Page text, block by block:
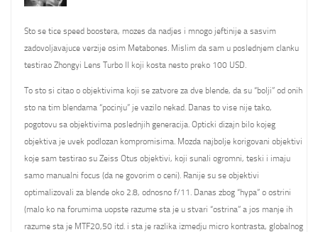
Sto se tice speed boostera, mozes da nadjes i mnogo jeftinije a sasvim
zadovoljavajuce verzije osim Metabones. Mislim da sam u poslednjem clanku
testirao Zhongyi Lens Turbo II koji kosta nesto preko 100 USD.
To sto si citao o objektivima koji se zatvore za dve blende, da su “bolji” od onih
sto na tim blendama “pocinju” je vazilo nekad. Danas to vise nije tako,
pogotovu sa objektivima poslednjih generacija. Opticki dizajn bilo kojeg
objektiva je uvek podlozan kompromisima. Mozda najbolje korigovani objektivi
koje sam testirao su Zeiss Otus objektivi, koji sunali ogromni, teski i imaju
samo manualni focus (da ne govorim o ceni). Ranije su se objektivi
optimalizovali za blende oko 2.8, odnosno f/11. Danas zbog “hypa” o ostrini
(malo ko na forumima uopste razume sta je u stvari “ostrina” a jos manje ih
razume sta je MTF20,50 itd. i sta je razlika izmedju micro kontrasta, globalnog